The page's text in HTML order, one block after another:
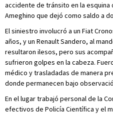
accidente de tránsito en la esquina
Ameghino que dejó como saldo a
El siniestro involucró a un Fiat
años, y un Renault Sandero, al
resultaron ilesos, pero sus
sufrieron golpes en la cabeza.
médico y trasladadas de manera
donde permanecen bajo
En el lugar trabajó personal de la
efectivos de Policía Científica y el